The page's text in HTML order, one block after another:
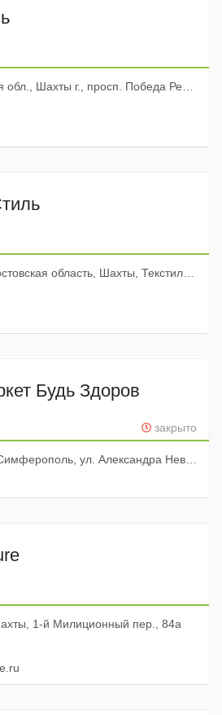
Шахты г., просп. Победа Революции, 97
область, Шахты, Текстильная улица, 16
Будь Здоров
закрыто
ул. Александра Невского, д.24, консультант Лидия
1-й Милиционный пер., 84а